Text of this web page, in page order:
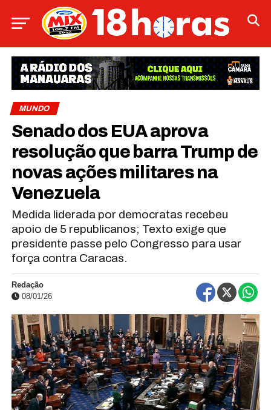
MUNDO
Senado dos EUA aprova
resolução que barra Trump de
novas ações militares na
Venezuela
Medida liderada por democratas recebeu
apoio de 5 republicanos; Texto exige que
presidente passe pelo Congresso para usar
força contra Caracas.
Redação
08/01/26